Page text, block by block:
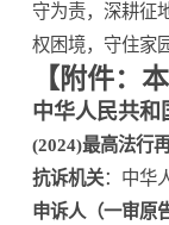
守为责，深耕征
权困境，守住家
【附件：
中华人民共和
(2024)最高法行
抗诉机关：中华
申诉人（一审原